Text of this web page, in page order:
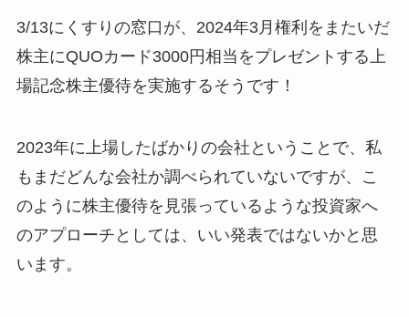
3/13にくすりの窓口が、2024年3月権利をまたいだ
株主にQUOカード3000円相当をプレゼントする上
場記念株主優待を実施するそうです！
2023年に上場したばかりの会社ということで、私
もまだどんな会社か調べられていないですが、こ
のように株主優待を見張っているような投資家へ
のアプローチとしては、いい発表ではないかと思
います。